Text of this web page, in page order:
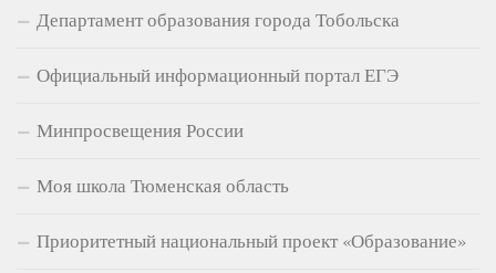
Департамент образования города Тобольска
Официальный информационный портал ЕГЭ
Минпросвещения России
Моя школа Тюменская область
Приоритетный национальный проект «Образование»